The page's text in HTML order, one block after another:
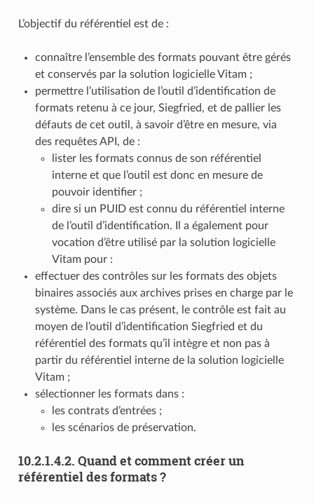
L’objectif du référentiel est de :
connaître l’ensemble des formats pouvant être gérés
et conservés par la solution logicielle Vitam ;
permettre l’utilisation de l’outil d’identification de
formats retenu à ce jour, Siegfried, et de pallier les
défauts de cet outil, à savoir d’être en mesure, via
des requêtes API, de :
lister les formats connus de son référentiel
interne et que l’outil est donc en mesure de
pouvoir identifier ;
dire si un PUID est connu du référentiel interne
de l’outil d’identification. Il a également pour
vocation d’être utilisé par la solution logicielle
Vitam pour :
effectuer des contrôles sur les formats des objets
binaires associés aux archives prises en charge par le
système. Dans le cas présent, le contrôle est fait au
moyen de l’outil d’identification Siegfried et du
référentiel des formats qu’il intègre et non pas à
partir du référentiel interne de la solution logicielle
Vitam ;
sélectionner les formats dans :
les contrats d’entrées ;
les scénarios de préservation.
10.2.1.4.2. Quand et comment créer un
référentiel des formats ?